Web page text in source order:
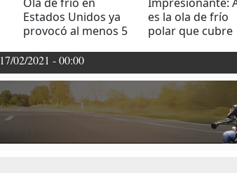
Estados Unidos ya
provocó al menos 5
es la ola de frío
polar que cubre
17/02/2021 - 00:00